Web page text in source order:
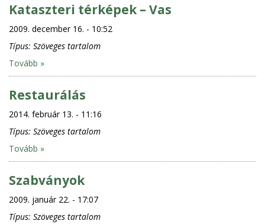
Kataszteri térképek – Vas
2009. december 16. - 10:52
Típus: Szöveges tartalom
Tovább »
Restaurálás
2014. február 13. - 11:16
Típus: Szöveges tartalom
Tovább »
Szabványok
2009. január 22. - 17:07
Típus: Szöveges tartalom